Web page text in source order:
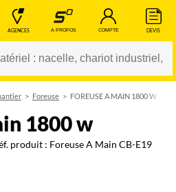
AGENCES A PROPOS COMPTE DEVIS
Changer
Foreuse FOREUSE A MAIN 1800 W
1800 w
produit : Foreuse A Main CB-E19